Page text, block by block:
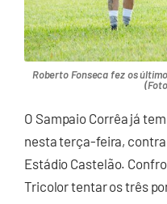
Roberto Fonseca fez os
O Sampaio Corrêa já
nesta terça-feira,
Estádio Castelão.
Tricolor tentar os três